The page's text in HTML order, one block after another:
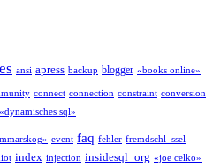
ansi apress backup blogger «books online»
connect connection constraint conversion
«dynamisches sql»
event faq fehler fremdschl_ssel
index injection insidesql_org «joe celko»